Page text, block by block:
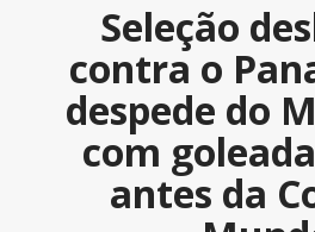
Seleção
contra o
despede do
com
antes da